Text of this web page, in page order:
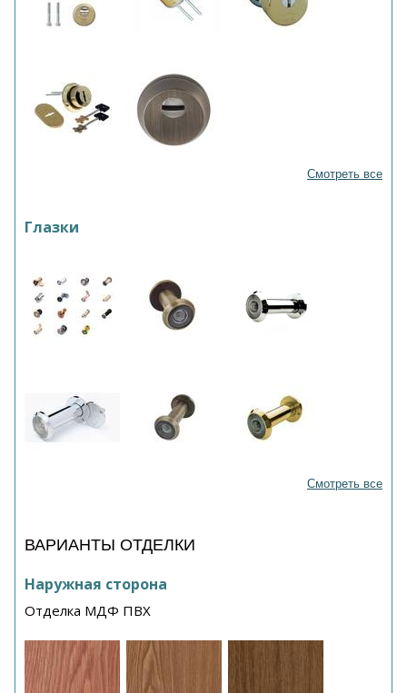
Смотреть все
Глазки
Смотреть все
ВАРИАНТЫ ОТДЕЛКИ
Наружная сторона
Отделка МДФ ПВХ